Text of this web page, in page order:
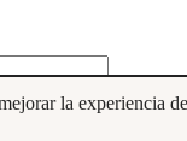
la experiencia